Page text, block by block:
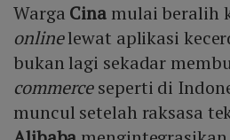
Warga Cina mulai beralih
onlinelewat aplikasi
bukan lagi sekadar
commerceseperti di
muncul setelah raksasa